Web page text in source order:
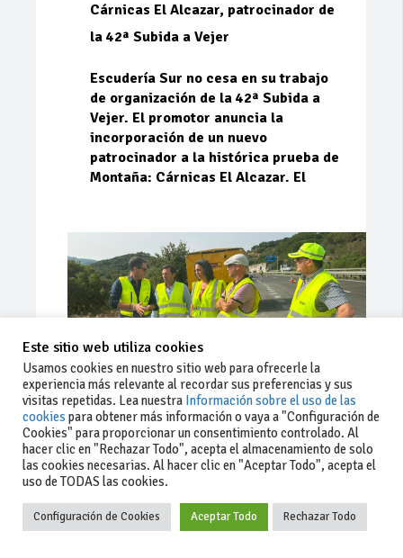
Cárnicas El Alcazar, patrocinador de
la 42ª Subida a Vejer
Escudería Sur no cesa en su trabajo
de organización de la 42ª Subida a
Vejer. El promotor anuncia la
incorporación de un nuevo
patrocinador a la histórica prueba de
Montaña: Cárnicas El Alcazar. El
Ago 03, 2026 81 0 0
La Junta implementa mejoras en la
A381 por Los Barrios
Este sitio web utiliza cookies
Usamos cookies en nuestro sitio web para ofrecerle la
experiencia más relevante al recordar sus preferencias y sus
visitas repetidas. Lea nuestra Información sobre el uso de las
cookies para obtener más información o vaya a "Configuración de
Cookies" para proporcionar un consentimiento controlado. Al
hacer clic en "Rechazar Todo", acepta el almacenamiento de solo
las cookies necesarias. Al hacer clic en "Aceptar Todo", acepta el
uso de TODAS las cookies.
Configuración de Cookies Aceptar Todo Rechazar Todo